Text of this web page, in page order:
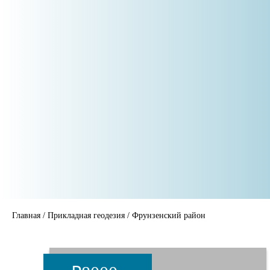
Главная / Прикладная геодезия / Фрунзенский район